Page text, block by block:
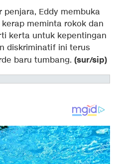
Eddy membuka
meminta rokok dan
kerta untuk kepentingan
diskriminatif ini terus
baru tumbang. (sur/sip)